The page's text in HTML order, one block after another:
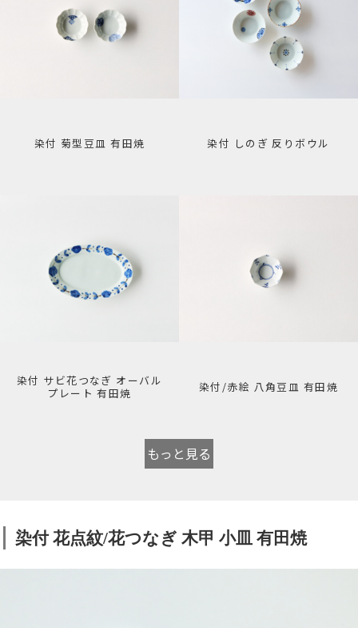
染付 菊型豆皿 有田焼 染付 しのぎ 反りボウル
染付 サビ花つなぎ オーバル
プレート 有田焼
染付/赤絵 八角豆皿 有田焼
もっと見る
染付 花点紋/花つなぎ 木甲 小皿 有田焼